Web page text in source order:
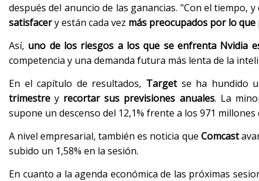
después del anuncio de las ganancias. "Con el tiempo,
satisfacery están cada vez más preocupados por lo
Así, uno de los riesgos a los que se enfrenta Nvidia
competencia y una demanda futura más lenta de la
En el capítulo de resultados, Targetse ha hundido
trimestre y recortar sus previsiones anuales. La
supone un descenso del 12,1% frente a los 971
A nivel empresarial, también es noticia que Comcast
subido un 1,58% en la sesión.
En cuanto a la agenda económica de las próximas